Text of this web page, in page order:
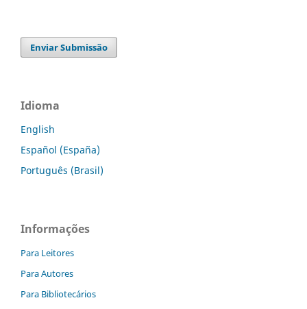
Enviar Submissão
Idioma
English
Español (España)
Português (Brasil)
Informações
Para Leitores
Para Autores
Para Bibliotecários